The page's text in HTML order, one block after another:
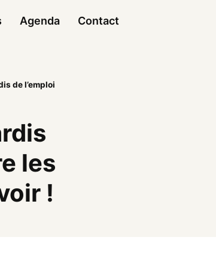
Agenda Contact
de l’emploi
les
!